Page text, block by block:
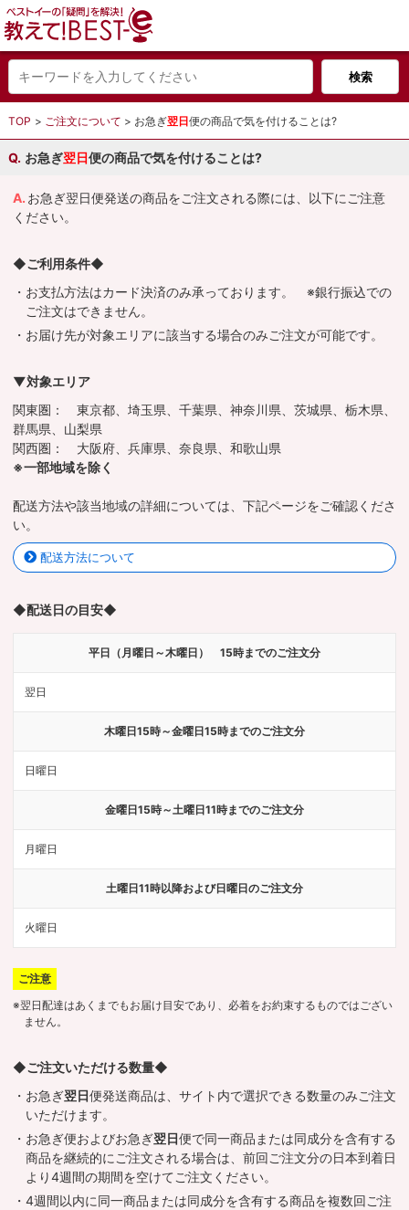
TOP ご注文について お急ぎ翌日便の商品で気を付けることは?
お急ぎ翌日便の商品で気を付けることは?
お急ぎ翌日便発送の商品をご注文される際には、以下にご注意
ください。
◆ご利用条件◆
・お支払方法はカード決済のみ承っております。 ※銀行振込での
ご注文はできません。
・お届け先が対象エリアに該当する場合のみご注文が可能です。
▼対象エリア
関東圏： 東京都、埼玉県、千葉県、神奈川県、茨城県、栃木県、
群馬県、山梨県
関西圏： 大阪府、兵庫県、奈良県、和歌山県
※一部地域を除く
配送方法や該当地域の詳細については、下記ページをご確認くださ
い。
配送方法について
◆配送日の目安◆
平日（月曜日～木曜日） 15時までのご注文分
翌日
木曜日15時～金曜日15時までのご注文分
日曜日
金曜日15時～土曜日11時までのご注文分
月曜日
土曜日11時以降および日曜日のご注文分
火曜日
ご注意
※翌日配達はあくまでもお届け目安であり、必着をお約束するものではござい
ません。
◆ご注文いただける数量◆
・お急ぎ翌日便発送商品は、サイト内で選択できる数量のみご注文
いただけます。
・お急ぎ便およびお急ぎ翌日便で同一商品または同成分を含有する
商品を継続的にご注文される場合は、前回ご注文分の日本到着日
より4週間の期間を空けてご注文ください。
・4週間以内に同一商品または同成分を含有する商品を複数回ご注